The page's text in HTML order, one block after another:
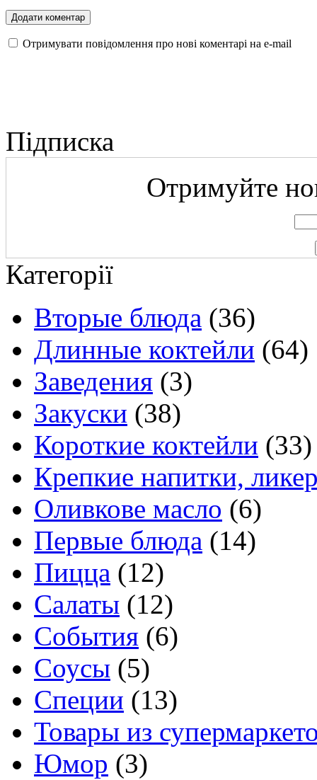
Отримувати повідомлення про нові коментарі на е-mail
Підписка
Отримуйте
Категорії
Вторые блюда (36)
Длинные коктейли (64)
Заведения (3)
Закуски (38)
Короткие коктейли (33)
Крепкие напитки,
Оливкове масло (6)
Первые блюда (14)
Пицца (12)
Салаты (12)
События (6)
Соусы (5)
Специи (13)
Товары из
Юмор (3)